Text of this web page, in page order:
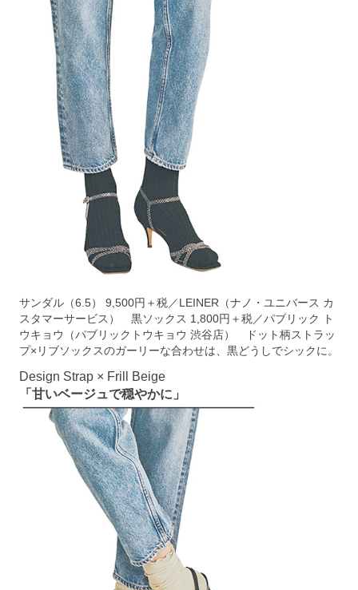
サンダル（6.5） 9,500円＋税／LEINER（ナノ・ユニバース カ
スタマーサービス） 黒ソックス 1,800円＋税／パブリック ト
ウキョウ（パブリックトウキョウ 渋谷店） ドット柄ストラッ
プ×リブソックスのガーリーな合わせは、黒どうしでシックに。
Design Strap × Frill Beige
「甘いベージュで穏やかに」